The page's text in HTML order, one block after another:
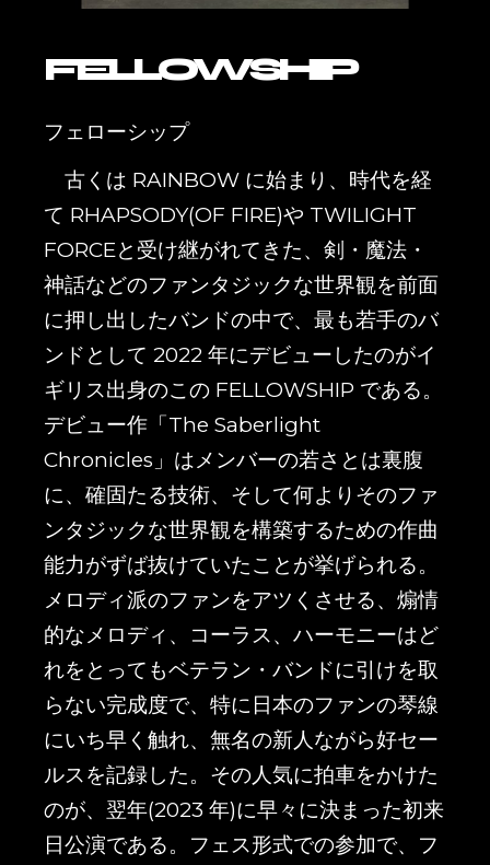
FELLOWSHIP
フェローシップ
古くは RAINBOW に始まり、時代を経
て RHAPSODY(OF FIRE)や TWILIGHT
FORCEと受け継がれてきた、剣・魔法・
神話などのファンタジックな世界観を前面
に押し出したバンドの中で、最も若手のバ
ンドとして 2022 年にデビューしたのがイ
ギリス出身のこの FELLOWSHIP である。
デビュー作「The Saberlight
Chronicles」はメンバーの若さとは裏腹
に、確固たる技術、そして何よりそのファ
ンタジックな世界観を構築するための作曲
能力がずば抜けていたことが挙げられる。
メロディ派のファンをアツくさせる、煽情
的なメロディ、コーラス、ハーモニーはど
れをとってもベテラン・バンドに引けを取
らない完成度で、特に日本のファンの琴線
にいち早く触れ、無名の新人ながら好セー
ルスを記録した。その人気に拍車をかけた
のが、翌年(2023 年)に早々に決まった初来
日公演である。フェス形式での参加で、フ